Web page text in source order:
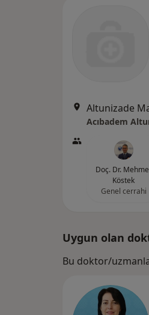
Acıbadem
Doç. Dr.
Köstek
Genel cerrahi
Uygun olan
Bu doktor/